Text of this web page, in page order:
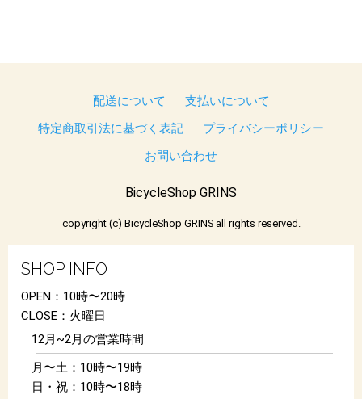
配送について
支払いについて
特定商取引法に基づく表記
プライバシーポリシー
お問い合わせ
BicycleShop GRINS
copyright (c) BicycleShop GRINS all rights reserved.
SHOP INFO
OPEN：10時〜20時
CLOSE：火曜日
12月~2月の営業時間
月〜土：10時〜19時
日・祝：10時〜18時